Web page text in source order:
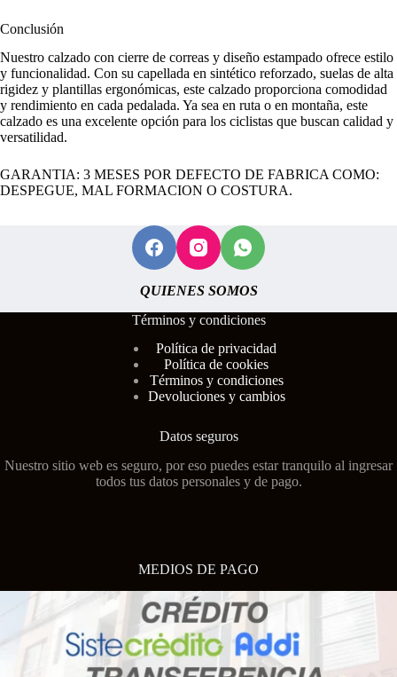
Conclusión
Nuestro calzado con cierre de correas y diseño estampado ofrece estilo
y funcionalidad. Con su capellada en sintético reforzado, suelas de alta
rigidez y plantillas ergonómicas, este calzado proporciona comodidad
y rendimiento en cada pedalada. Ya sea en ruta o en montaña, este
calzado es una excelente opción para los ciclistas que buscan calidad y
versatilidad.
GARANTIA: 3 MESES POR DEFECTO DE FABRICA COMO:
DESPEGUE, MAL FORMACION O COSTURA.
QUIENES SOMOS
Términos y condiciones
Política de privacidad
Política de cookies
Términos y condiciones
Devoluciones y cambios
Datos seguros
Nuestro sitio web es seguro, por eso puedes estar tranquilo al ingresar
todos tus datos personales y de pago.
MEDIOS DE PAGO